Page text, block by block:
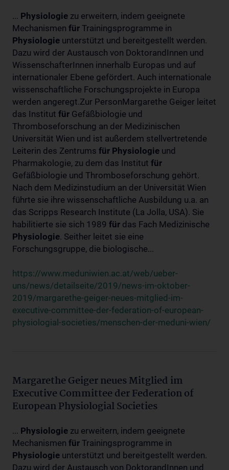
... Physiologie zu erweitern, indem geeignete
Mechanismen für Trainingsprogramme in
Physiologie unterstützt und bereitgestellt werden.
Dazu wird der Austausch von DoktorandInnen und
WissenschafterInnen innerhalb Europas und auf
internationaler Ebene gefördert. Auch internationale
wissenschaftliche Forschungsprojekte in Europa
werden angeregt.Zur PersonMargarethe Geiger leitet
das Institut für Gefäßbiologie und
Thromboseforschung an der Medizinischen
Universität Wien und ist außerdem stellvertretende
Leiterin des Zentrums für Physiologie und
Pharmakologie, zu dem das Institut für
Gefäßbiologie und Thromboseforschung gehört.
Nach dem Medizinstudium an der Universität Wien
führte sie ihre wissenschaftliche Ausbildung u.a. an
das Scripps Research Institute (La Jolla, USA). Sie
habilitierte sie sich 1989 für das Fach Medizinische
Physiologie. Seither leitet sie eine
Forschungsgruppe, die biologische...
https://www.meduniwien.ac.at/web/ueber-
uns/news/detailseite/2019/news-im-oktober-
2019/margarethe-geiger-neues-mitglied-im-
executive-committee-der-federation-of-european-
physiologial-societies/menschen-der-meduni-wien/
Margarethe Geiger neues Mitglied im
Executive Committee der Federation of
European Physiologial Societies
... Physiologie zu erweitern, indem geeignete
Mechanismen für Trainingsprogramme in
Physiologie unterstützt und bereitgestellt werden.
Dazu wird der Austausch von DoktorandInnen und